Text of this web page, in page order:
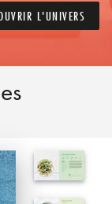
L'UNIVERS